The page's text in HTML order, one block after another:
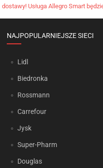
dostawy! Usługa Allegro Smart
NAJPOPULARNIEJSZE SIECI
Lidl
Biedronka
Rossmann
Carrefour
Jysk
Super-Pharm
Douglas